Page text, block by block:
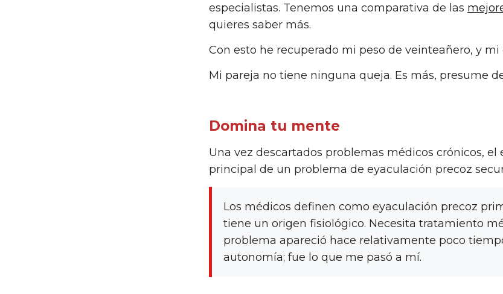
especialistas. Tenemos una comparativa de las
quieres saber más.
Con esto he recuperado mi peso de veinteañero, y
Mi pareja no tiene ninguna queja. Es más, presume
Domina tu mente
Una vez descartados problemas médicos crónicos,
principal de un problema de eyaculación precoz
Los médicos definen como eyaculación precoz
tiene un origen fisiológico. Necesita tratamiento
problema apareció hace relativamente poco
autonomía; fue lo que me pasó a mí.